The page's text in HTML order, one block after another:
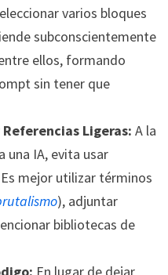
varios bloques
subconscientemente
ellos, formando
sin tener que
Referencias Ligeras: A la
una IA, evita usar
mejor utilizar términos
), adjuntar
bibliotecas de